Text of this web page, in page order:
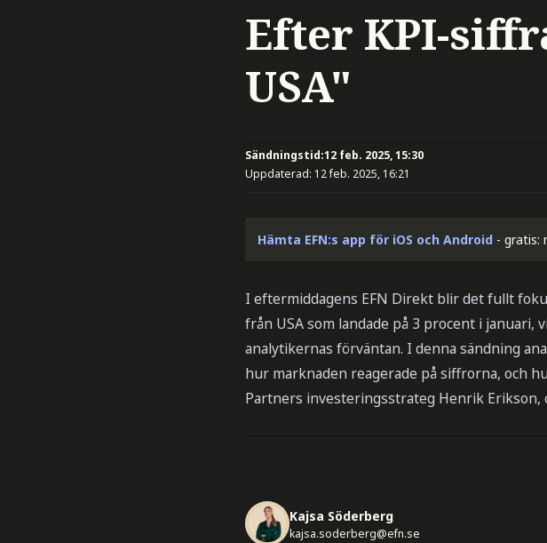
Efter KPI-
USA"
Sändningstid:12 feb. 2025, 15:30
Uppdaterad: 12 feb. 2025, 16:21
Hämta EFN:s app för iOS och Android - gratis:
I eftermiddagens EFN Direkt blir det fullt
från USA som landade på 3 procent i
analytikernas förväntan. I denna sändning
hur marknaden reagerade på siffrorna, och
Partners investeringsstrateg Henrik Erikson,
Kajsa Söderberg
kajsa.soderberg@efn.se